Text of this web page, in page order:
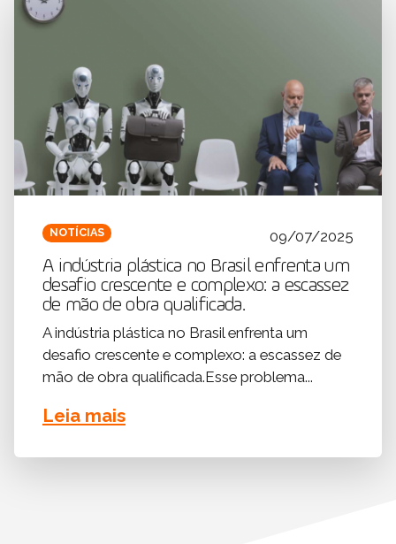
NOTÍCIAS 09/07/2025
A indústria plástica no Brasil enfrenta um
desafio crescente e complexo: a escassez
de mão de obra qualificada.
A indústria plástica no Brasil enfrenta um
desafio crescente e complexo: a escassez de
mão de obra qualificada.Esse problema...
Leia mais